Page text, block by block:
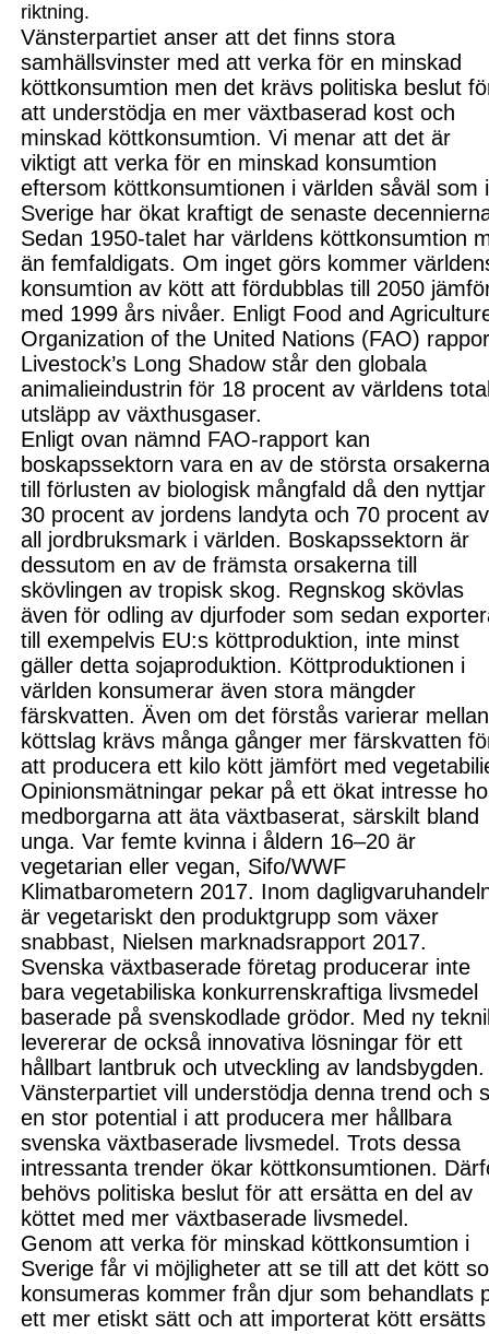
riktning.
Vänsterpartiet anser att det finns stora
samhällsvinster medatt verkaför en minskad
köttkonsumtion men det krävs politiska beslut
att understödja en mer växtbaserad kost och
minskad köttkonsumtion. Vi menar att det är
viktigt att verka för en minskad konsumtion
eftersom köttkonsumtionen i världen såväl som i
Sverige har ökat kraftigt de senaste
Sedan 1950-talet har världens köttkonsumtion
än femfaldigats. Om inget görs kommer
konsumtion av kött att fördubblas till 2050
med 1999 års nivåer. Enligt Food and
Organization of the United Nations (FAO)
Livestock’s Long Shadow står den globala
animalieindustrin för 18 procent av världens
utsläpp av växthusgaser.
Enligt ovan nämnd FAO-rapport kan
boskapssektorn vara en av de största
till förlusten av biologisk mångfald då den nyttjar
30 procent av jordens landyta och 70 procent av
all jordbruksmark i världen. Boskapssektorn är
dessutom en av de främsta orsakerna till
skövlingen av tropisk skog. Regnskog skövlas
även för odling av djurfoder som sedan
till exempelvis EU:s köttproduktion, inte minst
gäller detta sojaproduktion. Köttproduktionen i
världen konsumerar även stora mängder
färskvatten. Även om det förstås varierar mellan
köttslag krävs många gånger mer färskvatten
att producera ett kilo kött jämfört med
Opinionsmätningar pekar på ett ökat intresse
medborgarna att äta växtbaserat, särskilt bland
unga. Var femte kvinna i åldern 16–20 är
vegetarian eller vegan, Sifo/WWF
Klimatbarometern 2017. Inom
är vegetariskt den produktgrupp som växer
snabbast, Nielsen marknadsrapport 2017.
Svenska växtbaserade företag producerar inte
bara vegetabiliska konkurrenskraftiga livsmedel
baserade på svenskodlade grödor. Med ny
levererar de också innovativa lösningar för ett
hållbart lantbruk och utveckling av landsbygden.
Vänsterpartiet vill understödja denna trend och
en stor potential i att producera mer hållbara
svenska växtbaserade livsmedel. Trots dessa
intressanta trender ökar köttkonsumtionen.
behövs politiska beslut för att ersätta en del av
köttet med mer växtbaserade livsmedel.
Genom att verka för minskad köttkonsumtion i
Sverige får vi möjligheter att se till att det kött
konsumeras kommer från djur som behandlats
ett mer etiskt sätt och att importerat kött ersätts